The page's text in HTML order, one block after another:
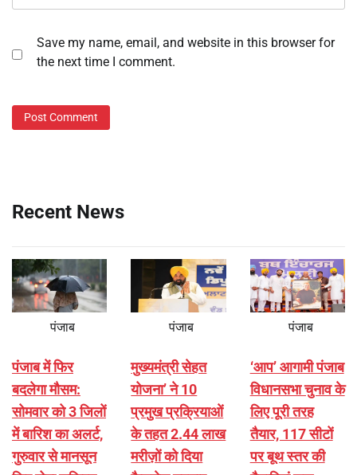
Save my name, email, and website in this browser for
the next time I comment.
Recent News
पंजाब
पंजाब में फिर
बदलेगा मौसम:
सोमवार को 3 जिलों
में बारिश का अलर्ट,
गुरुवार से मानसून
पंजाब
मुख्यमंत्री सेहत
योजना’ ने 10
प्रमुख प्रक्रियाओं
के तहत 2.44 लाख
मरीज़ों को दिया
पंजाब
‘आप’ आगामी पंजाब
विधानसभा चुनाव के
लिए पूरी तरह
तैयार, 117 सीटों
पर बूथ स्तर की